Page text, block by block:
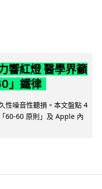
響紅燈 醫學界籲
」鐵律
性噪音性聽損。本文盤點 4
60-60 原則」及 Apple 內